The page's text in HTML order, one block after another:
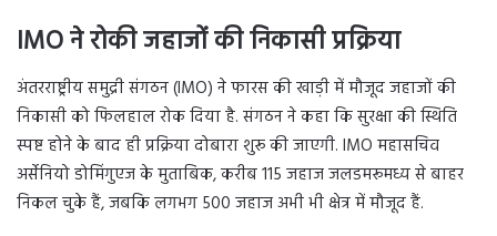
IMO ने रोकी जहाजों की निकासी प्रक्रिया
अंतरराष्ट्रीय समुद्री संगठन (IMO) ने फारस की खाड़ी में मौजूद जहाजों की
निकासी को फिलहाल रोक दिया है. संगठन ने कहा कि सुरक्षा की स्थिति
स्पष्ट होने के बाद ही प्रक्रिया दोबारा शुरू की जाएगी. IMO महासचिव
अर्सेनियो डोमिंगुएज के मुताबिक, करीब 115 जहाज जलडमरूमध्य से बाहर
निकल चुके हैं, जबकि लगभग 500 जहाज अभी भी क्षेत्र में मौजूद हैं.